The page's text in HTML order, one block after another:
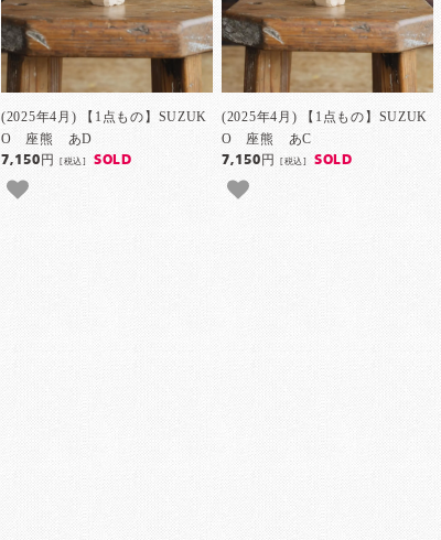
(2025年4月) 【1点もの】SUZUK
O 座熊 あD
7,150円[税込] SOLD
(2025年4月) 【1点もの】SUZUK
O 座熊 あC
7,150円[税込] SOLD